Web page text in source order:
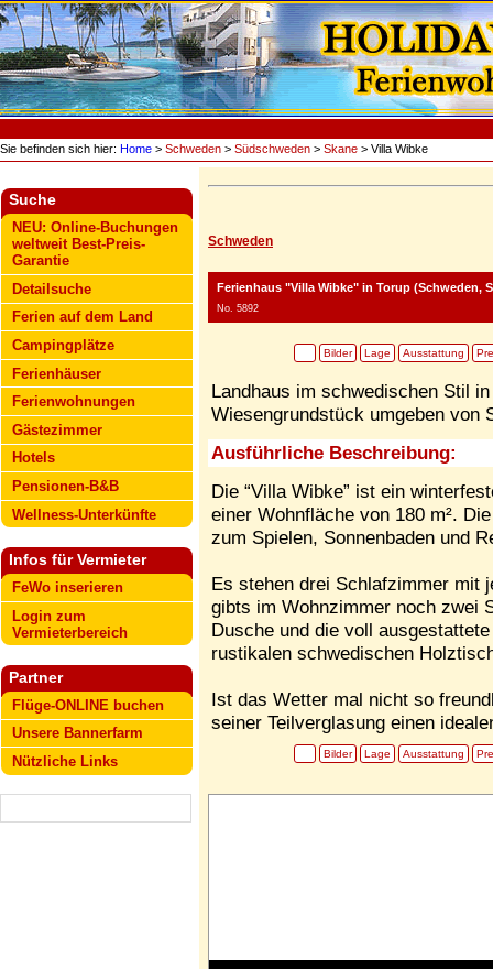
Sie befinden sich hier: Home > Schweden > Südschweden > Skane > Villa Wibke
Suche
NEU: Online-Buchungen
weltweit Best-Preis-
Garantie
Detailsuche
Ferien auf dem Land
Campingplätze
Ferienhäuser
Ferienwohnungen
Gästezimmer
Hotels
Pensionen-B&B
Wellness-Unterkünfte
Infos für Vermieter
FeWo inserieren
Login zum
Vermieterbereich
Partner
Flüge-ONLINE buchen
Unsere Bannerfarm
Nützliche Links
Schweden
Ferienhaus "Villa Wibke" in Torup (Schweden,
No. 5892
Bilder Lage Ausstattung
Landhaus im schwedischen Stil
Wiesengrundstück umgeben von
Ausführliche Beschreibung:
Die “Villa Wibke” ist ein
einer Wohnfläche von 180 m².
zum Spielen, Sonnenbaden und
Es stehen drei Schlafzimmer mit
gibts im Wohnzimmer noch zwei
Dusche und die voll
rustikalen schwedischen
Ist das Wetter mal nicht so
seiner Teilverglasung einen
Bilder Lage Ausstattung